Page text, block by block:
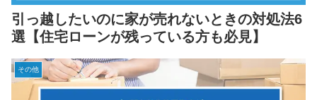
引っ越したいのに家が売れないときの対処法6
選【住宅ローンが残っている方も必見】
その他